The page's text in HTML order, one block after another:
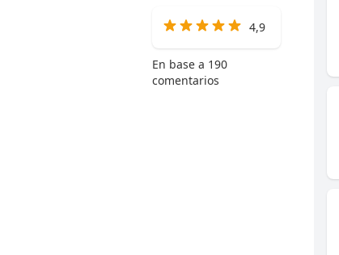
4,9
En base a 190
comentarios